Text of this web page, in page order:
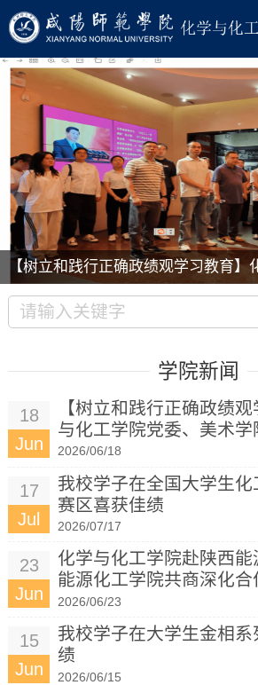
【树立和践行正确政绩观学习教育】
学院新闻
18
Jun
【树立和践行正确政绩
与化工学院党委、美术
2026/06/18
17
Jul
我校学子在全国大学生
赛区喜获佳绩
2026/07/17
23
Jun
化学与化工学院赴陕西
能源化工学院共商深化合
2026/06/23
15
Jun
我校学子在大学生金相
绩
2026/06/15